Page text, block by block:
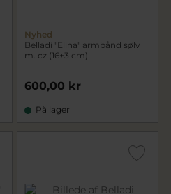
Nyhed
Belladi "Elina" armbånd sølv
m. cz (16+3 cm)
600,00 kr
På lager